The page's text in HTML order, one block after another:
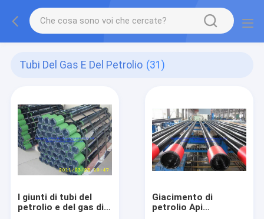
Tubi Del Gas E Del Petrolio (31)
I giunti di tubi del
petrolio e del gas di
Giacimento di
petrolio Api